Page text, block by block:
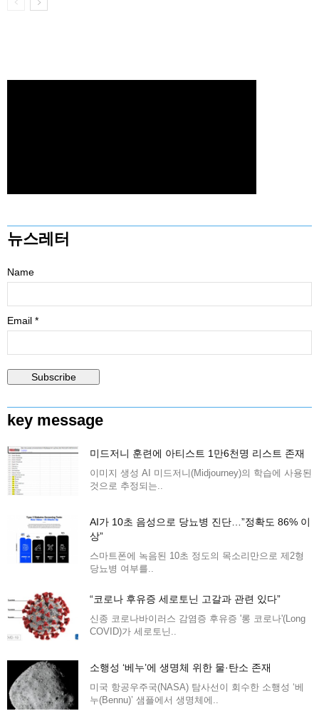
뉴스레터
Name
Email *
key message
미드저니 훈련에 아티스트 1만6천명 리스트 존재
이미지 생성 AI 미드저니(Midjourney)의 학습에 사용된
것으로 추정되는..
AI가 10초 음성으로 당뇨병 진단…”정확도 86% 이
상”
스마트폰에 녹음된 10초 정도의 목소리만으로 제2형
당뇨병 여부를..
“코로나 후유증 세로토닌 고갈과 관련 있다”
신종 코로나바이러스 감염증 후유증 '롱 코로나'(Long
COVID)가 세로토닌..
소행성 ‘베누’에 생명체 위한 물·탄소 존재
미국 항공우주국(NASA) 탐사선이 회수한 소행성 ‘베
누(Bennu)’ 샘플에서 생명체에..